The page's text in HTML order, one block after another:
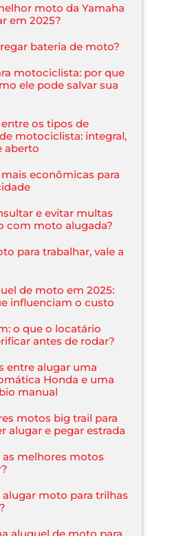
moto da Yamaha
em 2025?
bateria de moto?
motociclista: por que
ele pode salvar sua
os tipos de
motociclista: integral,
aberto
econômicas para
e evitar multas
com moto alugada?
para trabalhar, vale a
de moto em 2025:
influenciam o custo
o que o locatário
antes de rodar?
entre alugar uma
Honda e uma
manual
motos big trail para
alugar e pegar estrada
as melhores motos
alugar moto para trilhas